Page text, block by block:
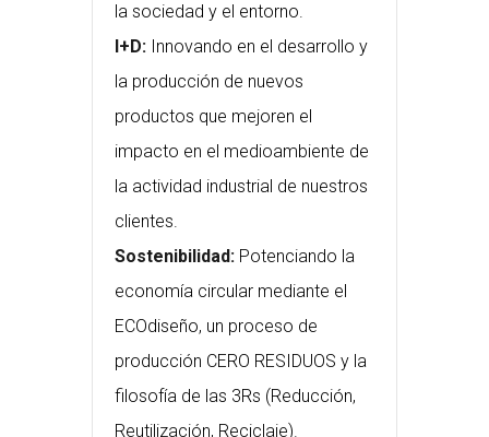
la sociedad y el entorno.
I+D: Innovando en el desarrollo y
la producción de nuevos
productos que mejoren el
impacto en el medioambiente de
la actividad industrial de nuestros
clientes.
Sostenibilidad: Potenciando la
economía circular mediante el
ECOdiseño, un proceso de
producción CERO RESIDUOS y la
filosofía de las 3Rs (Reducción,
Reutilización, Reciclaje).